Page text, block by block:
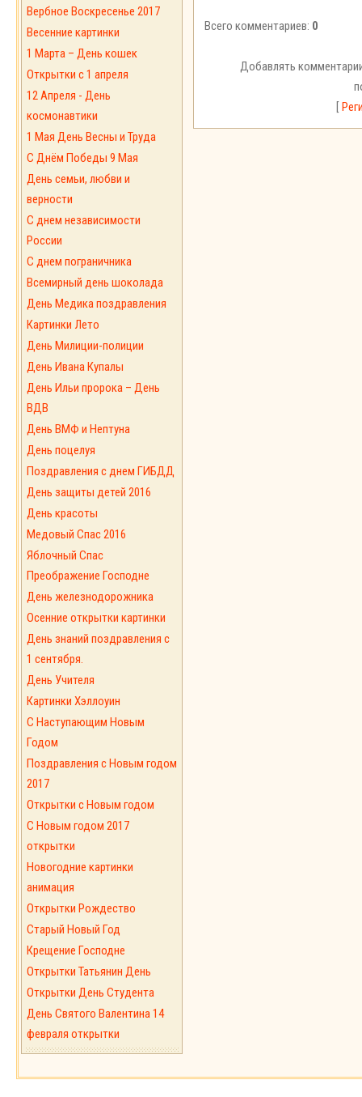
Вербное Воскресенье 2017
Весенние картинки
1 Марта – День кошек
Открытки с 1 апреля
12 Апреля - День
космонавтики
1 Мая День Весны и Труда
С Днём Победы 9 Мая
День семьи, любви и
верности
С днем независимости
России
С днем пограничника
Всемирный день шоколада
День Медика поздравления
Картинки Лето
День Милиции-полиции
День Ивана Купалы
День Ильи пророка – День
ВДВ
День ВМФ и Нептуна
День поцелуя
Поздравления с днем ГИБДД
День защиты детей 2016
День красоты
Медовый Спас 2016
Яблочный Спас
Преображение Господне
День железнодорожника
Осенние открытки картинки
День знаний поздравления с
1 сентября.
День Учителя
Картинки Хэллоуин
С Наступающим Новым
Годом
Поздравления с Новым годом
2017
Открытки с Новым годом
C Новым годом 2017
открытки
Новогодние картинки
анимация
Открытки Рождество
Старый Новый Год
Крещение Господне
Открытки Татьянин День
Открытки День Студента
День Святого Валентина 14
февраля открытки
Всего комментариев: 0
Добавлять